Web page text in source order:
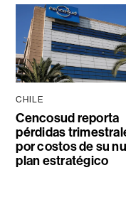
CHILE
Cencosud reporta
pérdidas
por costos de su
plan estratégico